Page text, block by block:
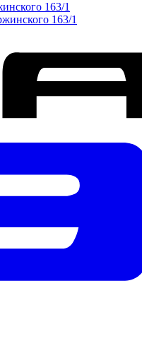
163/1
163/1